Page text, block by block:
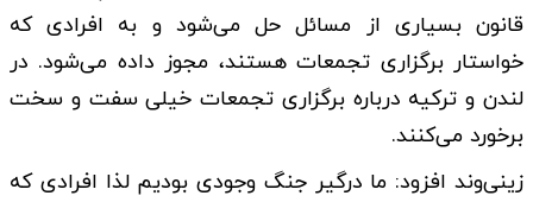
قانون بسیاری از مسائل حل می‌شود و به افرادی که
خواستار برگزاری تجمعات هستند، مجوز داده می‌شود. در
لندن و ترکیه درباره برگزاری تجمعات خیلی سفت و سخت
برخورد می‌کنند.
زینی‌وند افزود: ما درگیر جنگ وجودی بودیم لذا افرادی که